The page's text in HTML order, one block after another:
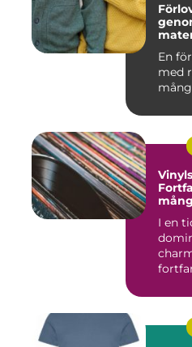
En
med
I en